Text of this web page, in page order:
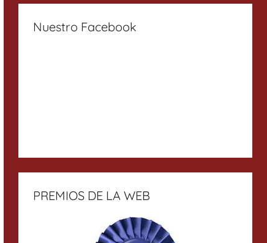
Nuestro Facebook
PREMIOS DE LA WEB